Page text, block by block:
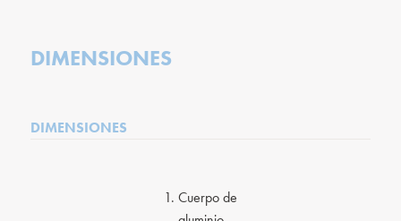
DIMENSIONES
DIMENSIONES
1. Cuerpo de